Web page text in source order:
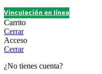
Vinculación en línea
Carrito
Cerrar
Acceso
Cerrar
¿No tienes cuenta?